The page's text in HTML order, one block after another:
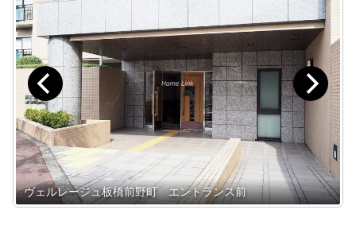
ヴェルレージュ板橋前野町 エントランス前